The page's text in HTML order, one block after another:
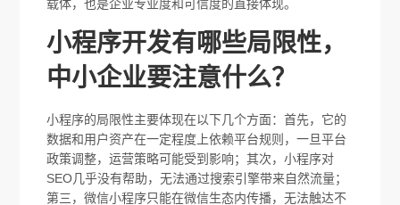
载体，也是企业专业度和可信度的直接体现。
小程序开发有哪些局限性，
中小企业要注意什么？
小程序的局限性主要体现在以下几个方面：首先，它的
数据和用户资产在一定程度上依赖平台规则，一旦平台
政策调整，运营策略可能受到影响；其次，小程序对
SEO几乎没有帮助，无法通过搜索引擎带来自然流量；
第三，微信小程序只能在微信生态内传播，无法触达不